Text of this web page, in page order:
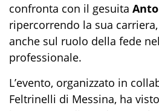
confronta con il gesuita
ripercorrendo la sua
anche sul ruolo della fede
professionale.
L’evento, organizzato in
Feltrinelli di Messina, ha